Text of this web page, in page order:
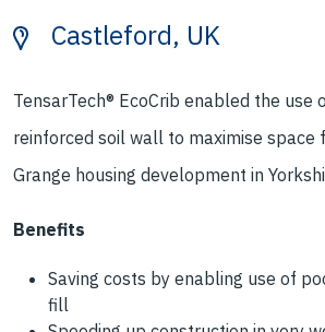
Castleford, UK
TensarTech® EcoCrib enabled the use
reinforced soil wall to maximise space
Grange housing development in
Benefits
Saving costs by enabling use of
fill